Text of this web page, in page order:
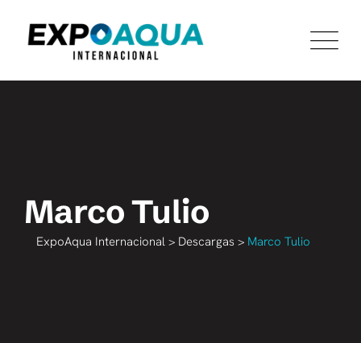
content
Marco Tulio
ExpoAqua Internacional > Descargas > Marco Tulio